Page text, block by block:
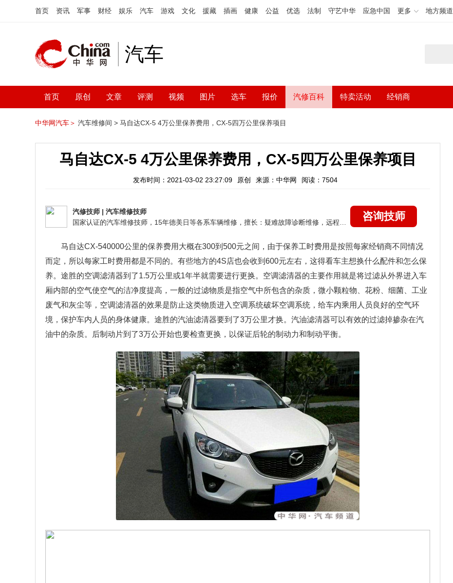
首页 资讯 军事 财经 娱乐 汽车 游戏 文化 援藏 插画 健康 公益 优选 法制 守艺中华 应急中国 更多 地方频道
汽车
首页 原创 文章 评测 视频 图片 选车 报价 汽修百科 特卖活动 经销商
中华网汽车＞ 汽车维修间 > 马自达CX-5 4万公里保养费用，CX-5四万公里保养项目
马自达CX-5 4万公里保养费用，CX-5四万公里保养项目
发布时间：2021-03-02 23:27:09 原创 来源：中华网 阅读：7504
汽修技师 | 汽车维修技师
咨询技师
马自达CX-540000公里的保养费用大概在300到500元之间，由于保养工时费用是按照每家经销商不同情况
而定，所以每家工时费用都是不同的。有些地方的4S店也会收到600元左右，这得看车主想换什么配件和怎么保
养。途胜的空调滤清器到了1.5万公里或1年半就需要进行更换。空调滤清器的主要作用就是将过滤从外界进入车
厢内部的空气使空气的洁净度提高，一般的过滤物质是指空气中所包含的杂质，微小颗粒物、花粉、细菌、工业
废气和灰尘等，空调滤清器的效果是防止这类物质进入空调系统破坏空调系统，给车内乘用人员良好的空气环
境，保护车内人员的身体健康。途胜的汽油滤清器要到了3万公里才换。汽油滤清器可以有效的过滤掉掺杂在汽
油中的杂质。后制动片到了3万公开始也要检查更换，以保证后轮的制动力和制动平衡。